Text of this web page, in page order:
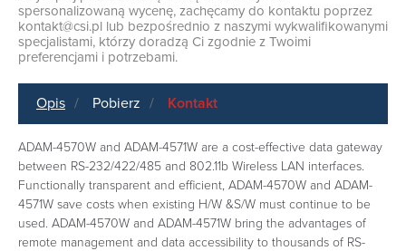
spersonalizowaną wycenę, zachęcamy do kontaktu poprzez
kontakt@csi.pl lub bezpośrednio z naszymi wykwalifikowanymi
specjalistami, którzy doradzą Ci zgodnie z Twoimi
preferencjami i potrzebami.
Opis Pobierz Kontakt
ADAM-4570W and ADAM-4571W are a cost-effective data gateway
between RS-232/422/485 and 802.11b Wireless LAN interfaces.
Functionally transparent and efficient, ADAM-4570W and ADAM-
4571W save costs when existing H/W &S/W must continue to be
used. ADAM-4570W and ADAM-4571W bring the advantages of
remote management and data accessibility to thousands of RS-